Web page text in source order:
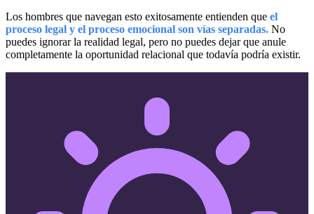
Los hombres que navegan esto exitosamente entienden que el
proceso legal y el proceso emocional son vías separadas. No
puedes ignorar la realidad legal, pero no puedes dejar que anule
completamente la oportunidad relacional que todavía podría existir.